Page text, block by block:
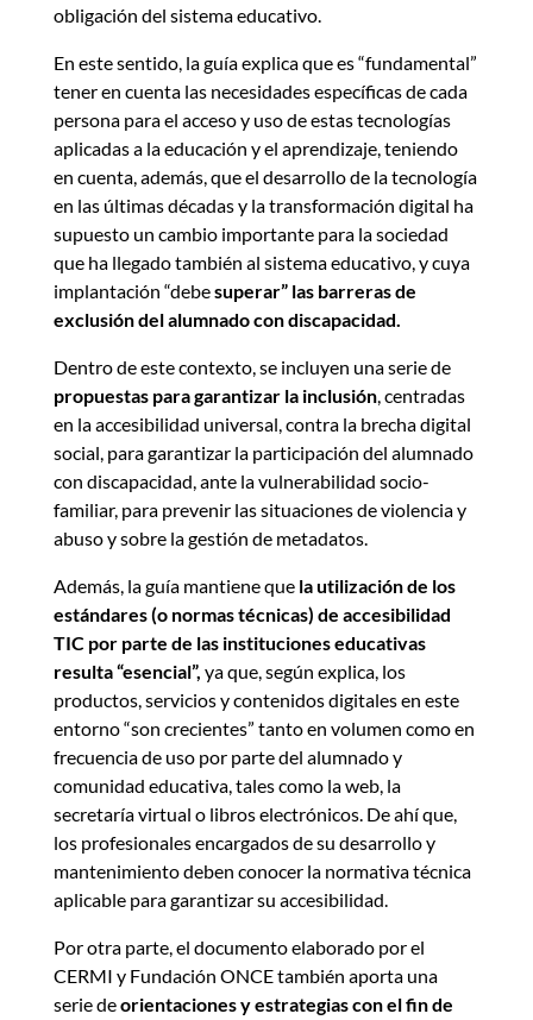
obligación del sistema educativo.
En este sentido, la guía explica que es “fundamental”
tener en cuenta las necesidades específicas de cada
persona para el acceso y uso de estas tecnologías
aplicadas a la educación y el aprendizaje, teniendo
en cuenta, además, que el desarrollo de la tecnología
en las últimas décadas y la transformación digital ha
supuesto un cambio importante para la sociedad
que ha llegado también al sistema educativo, y cuya
implantación “debesuperar” las barreras de
exclusión del alumnado con discapacidad.
Dentro de este contexto, se incluyen una serie de
propuestas para garantizar la inclusión, centradas
en la accesibilidad universal, contra la brecha digital
social, para garantizar la participación del alumnado
con discapacidad, ante la vulnerabilidad socio-
familiar, para prevenir las situaciones de violencia y
abuso y sobre la gestión de metadatos.
Además, la guía mantiene que la utilización de los
estándares (o normas técnicas) de accesibilidad
TIC por parte de las instituciones educativas
resulta “esencial”, ya que, según explica, los
productos, servicios y contenidos digitales en este
entorno “son crecientes” tanto en volumen como en
frecuencia de uso por parte del alumnado y
comunidad educativa, tales como la web, la
secretaría virtual o libros electrónicos. De ahí que,
los profesionales encargados de su desarrollo y
mantenimiento deben conocer la normativa técnica
aplicable para garantizar su accesibilidad.
Por otra parte, el documento elaborado por el
CERMI y Fundación ONCE también aporta una
serie deorientaciones y estrategias con el fin de